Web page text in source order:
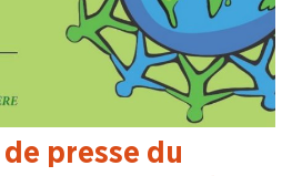
presse du